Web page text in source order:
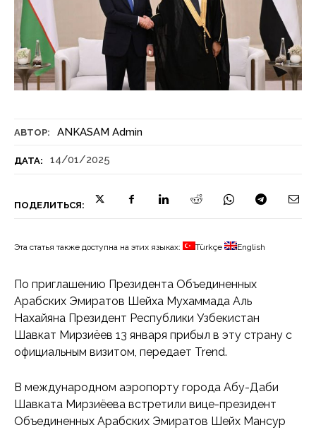
АВТОР: ANKASAM Admin
ДАТА: 14/01/2025
ПОДЕЛИТЬСЯ:
Эта статья также доступна на этих языках: Türkçe English
По приглашению Президента Объединенных
Арабских Эмиратов Шейха Мухаммада Аль
Нахайяна Президент Республики Узбекистан
Шавкат Мирзиёев 13 января прибыл в эту страну с
официальным визитом, передает Trend.
В международном аэропорту города Абу-Даби
Шавката Мирзиёева встретили вице-президент
Объединенных Арабских Эмиратов Шейх Мансур